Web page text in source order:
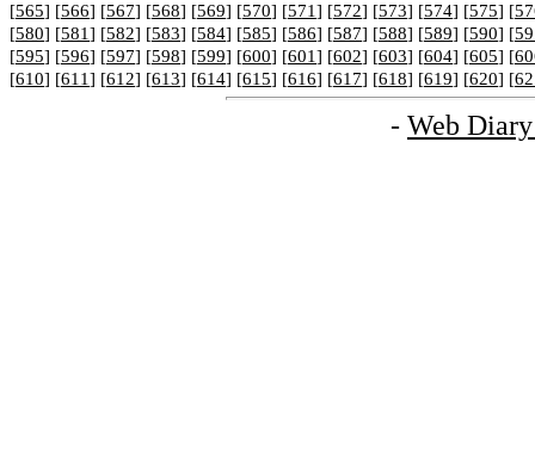
[565] [566] [567] [568] [569] [570] [571] [572] [573] [574] [575] [
[580] [581] [582] [583] [584] [585] [586] [587] [588] [589] [590] [
[595] [596] [597] [598] [599] [600] [601] [602] [603] [604] [605] [
[610] [611] [612] [613] [614] [615] [616] [617] [618] [619] [620] [
- Web